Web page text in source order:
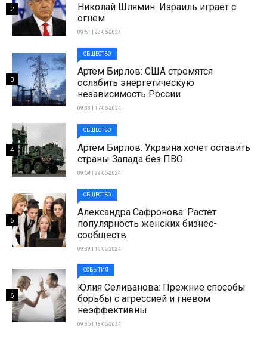
Николай Шлямин: Израиль играет с
огнем
09:51 | 28-05-2024
2
ОБЩЕСТВО
Артем Бирлов: США стремятся
ослабить энергетическую
независимость России
09:33 | 17-05-2024
3
ОБЩЕСТВО
Артем Бирлов: Украина хочет оставить
страны Запада без ПВО
09:54 | 29-05-2024
4
ОБЩЕСТВО
Александра Сафронова: Растет
популярность женских бизнес-
сообществ
09:39 | 19-05-2024
5
СОБЫТИЯ
Юлия Селиванова: Прежние способы
борьбы с агрессией и гневом
неэффективны
09:35 | 18-05-2024
6